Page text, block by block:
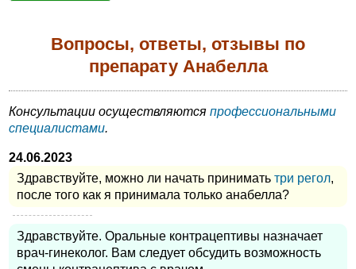
Вопросы, ответы, отзывы по
препарату Анабелла
Консультации осуществляются профессиональными
специалистами.
24.06.2023
Здравствуйте, можно ли начать принимать три регол,
после того как я принимала только анабелла?
Здравствуйте. Оральные контрацептивы назначает
врач-гинеколог. Вам следует обсудить возможность